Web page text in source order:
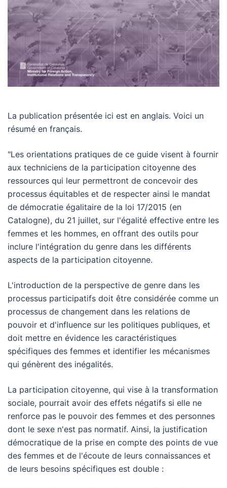
La publication présentée ici est en anglais. Voici un
résumé en français.
"Les orientations pratiques de ce guide visent à fournir
aux techniciens de la participation citoyenne des
ressources qui leur permettront de concevoir des
processus équitables et de respecter ainsi le mandat
de démocratie égalitaire de la loi 17/2015 (en
Catalogne), du 21 juillet, sur l'égalité effective entre les
femmes et les hommes, en offrant des outils pour
inclure l'intégration du genre dans les différents
aspects de la participation citoyenne.
L'introduction de la perspective de genre dans les
processus participatifs doit être considérée comme un
processus de changement dans les relations de
pouvoir et d'influence sur les politiques publiques, et
doit mettre en évidence les caractéristiques
spécifiques des femmes et identifier les mécanismes
qui génèrent des inégalités.
La participation citoyenne, qui vise à la transformation
sociale, pourrait avoir des effets négatifs si elle ne
renforce pas le pouvoir des femmes et des personnes
dont le sexe n'est pas normatif. Ainsi, la justification
démocratique de la prise en compte des points de vue
des femmes et de l'écoute de leurs connaissances et
de leurs besoins spécifiques est double :